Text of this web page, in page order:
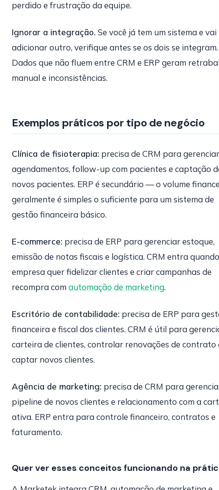
perdido e frustração da equipe.
Ignorar a integração. Se você já tem um sistema e vai
adicionar outro, verifique antes se os dois se integram.
Dados que não fluem entre CRM e ERP geram
manual e inconsistências.
Exemplos práticos por tipo de negócio
Clínica de fisioterapia: precisa de CRM para gerenciar
agendamentos, follow-up com pacientes e captação
novos pacientes. ERP é secundário — o volume
geralmente é simples o suficiente para um sistema de
gestão financeira básico.
E-commerce: precisa de ERP para gerenciar estoque,
emissão de notas fiscais e logística. CRM entra
empresa quer fidelizar clientes e criar campanhas de
recompra com automação de marketing.
Escritório de contabilidade: precisa de ERP para
financeira e fiscal dos clientes. CRM é útil para
carteira de clientes, controlar renovações de contrato
captar novos clientes.
Agência de marketing: precisa de CRM para
pipeline de novos clientes e relacionamento com a
ativa. ERP entra para controle financeiro, contratos e
faturamento.
Quer ver esses conceitos funcionando na